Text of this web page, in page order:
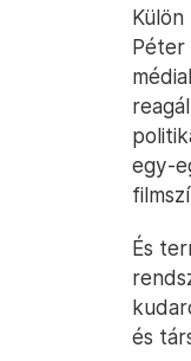
Péter
egy-
És
és